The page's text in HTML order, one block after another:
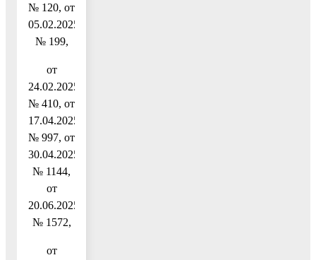
№ 120, от
05.02.2025
№ 199,
от
24.02.2025
№ 410, от
17.04.2025
№ 997, от
30.04.2025
№ 1144,
от
20.06.2025
№ 1572,
от